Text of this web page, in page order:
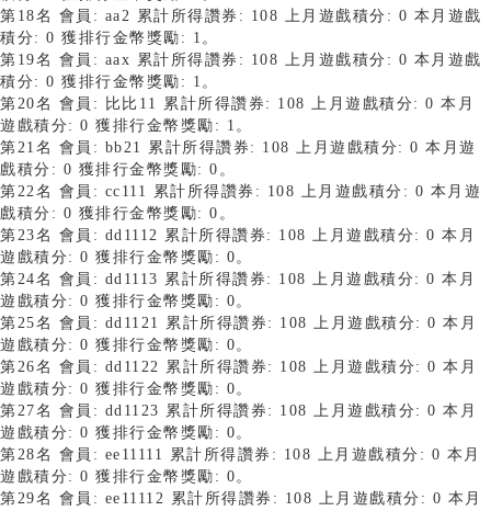
第18名 會員: aa2 累計所得讚券: 108 上月遊戲積分: 0 本月遊戲
積分: 0 獲排行金幣獎勵: 1。
第19名 會員: aax 累計所得讚券: 108 上月遊戲積分: 0 本月遊戲
積分: 0 獲排行金幣獎勵: 1。
第20名 會員: 比比11 累計所得讚券: 108 上月遊戲積分: 0 本月
遊戲積分: 0 獲排行金幣獎勵: 1。
第21名 會員: bb21 累計所得讚券: 108 上月遊戲積分: 0 本月遊
戲積分: 0 獲排行金幣獎勵: 0。
第22名 會員: cc111 累計所得讚券: 108 上月遊戲積分: 0 本月遊
戲積分: 0 獲排行金幣獎勵: 0。
第23名 會員: dd1112 累計所得讚券: 108 上月遊戲積分: 0 本月
遊戲積分: 0 獲排行金幣獎勵: 0。
第24名 會員: dd1113 累計所得讚券: 108 上月遊戲積分: 0 本月
遊戲積分: 0 獲排行金幣獎勵: 0。
第25名 會員: dd1121 累計所得讚券: 108 上月遊戲積分: 0 本月
遊戲積分: 0 獲排行金幣獎勵: 0。
第26名 會員: dd1122 累計所得讚券: 108 上月遊戲積分: 0 本月
遊戲積分: 0 獲排行金幣獎勵: 0。
第27名 會員: dd1123 累計所得讚券: 108 上月遊戲積分: 0 本月
遊戲積分: 0 獲排行金幣獎勵: 0。
第28名 會員: ee11111 累計所得讚券: 108 上月遊戲積分: 0 本月
遊戲積分: 0 獲排行金幣獎勵: 0。
第29名 會員: ee11112 累計所得讚券: 108 上月遊戲積分: 0 本月